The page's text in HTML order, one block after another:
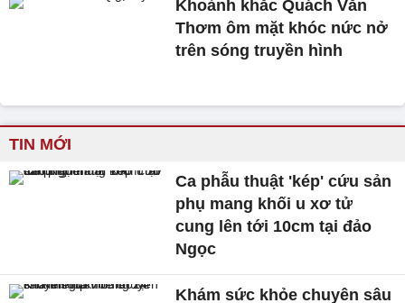
Khoảnh khắc Quách Văn
Thơm ôm mặt khóc nức nở
trên sóng truyền hình
TIN MỚI
Ca phẫu thuật 'kép' cứu sản
phụ mang khối u xơ tử
cung lên tới 10cm tại đảo
Ngọc
Khám sức khỏe chuyên sâu